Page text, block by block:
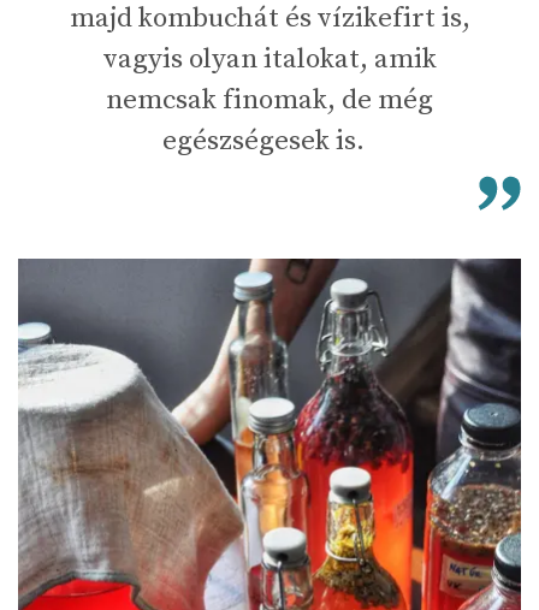
majd kombuchát és vízikefirt is,
vagyis olyan italokat, amik
nemcsak finomak, de még
egészségesek is.